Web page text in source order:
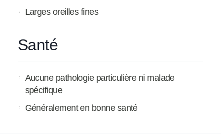
Larges oreilles fines
Santé
Aucune pathologie particulière ni malade
spécifique
Généralement en bonne santé